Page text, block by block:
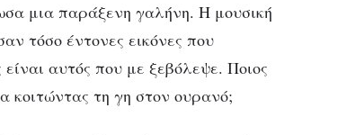
μια παράξενη γαλήνη. Η μουσική
τόσο έντονες εικόνες που
αυτός που με ξεβόλεψε. Ποιος
κοιτώντας τη γη στον ουρανό;